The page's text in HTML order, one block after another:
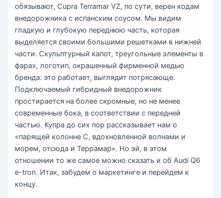
обязывают, Cupra Terramar VZ, по сути, верен кодам
внедорожника с испанским соусом. Мы видим
гладкую и глубокую переднюю часть, которая
выделяется своими большими решетками в нижней
части. Скульптурный капот, треугольные элементы в
фарах, логотип, окрашенный фирменной медью
бренда: это работает, выглядит потрясающе.
Подключаемый гибридный внедорожник
простирается на более скромные, но не менее
современные бока, в соответствии с передней
частью. Купра до сих пор рассказывает нам о
«парящей колонне С, вдохновленной волнами и
морем, отсюда и Террамар». Но эй, в этом
отношении то же самое можно сказать и об Audi Q6
e-tron. Итак, забудем о маркетинге и перейдем к
концу.